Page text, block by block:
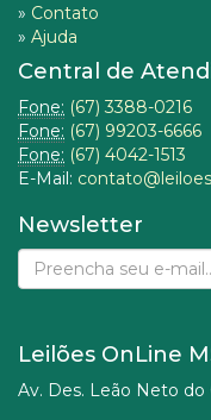
» Contato
» Ajuda
Central de
Fone: (67) 3388-0216
Fone: (67) 99203-6666
Fone: (67) 4042-1513
E-Mail:
Newsletter
Leilões OnLine
Av. Des. Leão Neto do